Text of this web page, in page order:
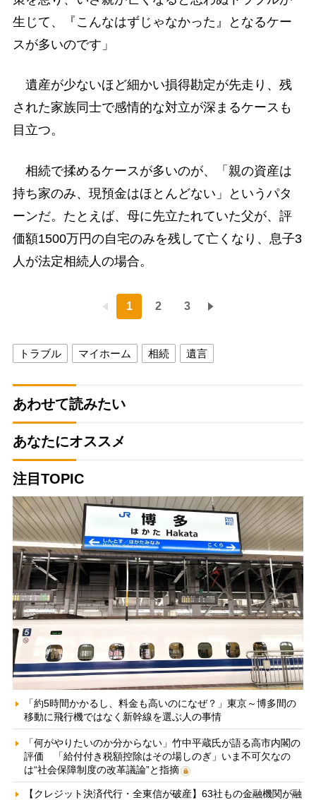
生じて、『こんなはずじゃなかった』となるケー
スが多いのです」
遺産が少ないほど細かい損得勘定が先走り、残
された家族同士で感情的な対立が深まるケースも
目立つ。
相続で揉めるケースが多いのが、「親の資産は
持ち家のみ、現預金はほとんどない」というパタ
ーンだ。たとえば、母に先立たれていた父が、評
価額1500万円の自宅のみを残して亡くなり、息子3
人が法定相続人の場合。
1 2 3
トラブル マイホーム 相続 遺言
あわせて読みたい
あなたにオススメ
注目TOPIC
「約5時間かかるし、料金も高いのになぜ？」東京～博多間の
移動に飛行機ではなく新幹線を選ぶ人の事情
「何がやりたいのか分からない」竹中平蔵氏が語る高市内閣の
評価 「給付付き税額控除はその場しのぎ」いま不可欠なの
は“社会保障制度の改革議論”と指摘
【クレジット決済代行・全東信が破産】63社もの金融機関が融